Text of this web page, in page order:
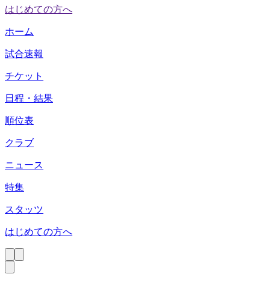
はじめての方へ
ホーム
試合速報
チケット
日程・結果
順位表
クラブ
ニュース
特集
スタッツ
はじめての方へ